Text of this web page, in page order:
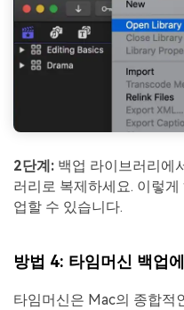
2단계: 백업 라이브러리에
러리로 복제하세요. 이렇
업할 수 있습니다.
방법 4: 타임머신 백업
타임머신은 Mac의 종합적